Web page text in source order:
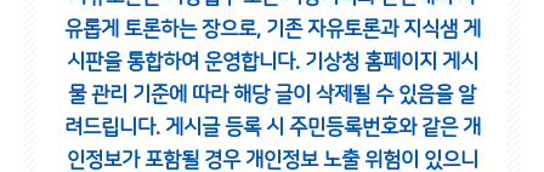
유롭게 토론하는 장으로, 기존 자유토론과 지식샘 게
시판을 통합하여 운영합니다. 기상청 홈페이지 게시
물 관리 기준에 따라 해당 글이 삭제될 수 있음을 알
려드립니다. 게시글 등록 시 주민등록번호와 같은 개
인정보가 포함될 경우 개인정보 노출 위험이 있으니